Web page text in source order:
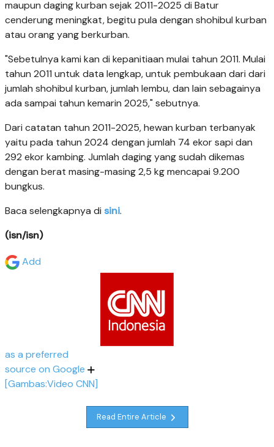
maupun daging kurban sejak 2011-2025 di Batur
cenderung meningkat, begitu pula dengan shohibul kurban
atau orang yang berkurban.
"Sebetulnya kami kan di kepanitiaan mulai tahun 2011. Mulai
tahun 2011 untuk data lengkap, untuk pembukaan dari dari
jumlah shohibul kurban, jumlah lembu, dan lain sebagainya
ada sampai tahun kemarin 2025," sebutnya.
Dari catatan tahun 2011-2025, hewan kurban terbanyak
yaitu pada tahun 2024 dengan jumlah 74 ekor sapi dan
292 ekor kambing. Jumlah daging yang sudah dikemas
dengan berat masing-masing 2,5 kg mencapai 9.200
bungkus.
Baca selengkapnya di sini.
(isn/isn)
Add
as a preferred
source on Google
[Gambas:Video CNN]
Read Entire Article